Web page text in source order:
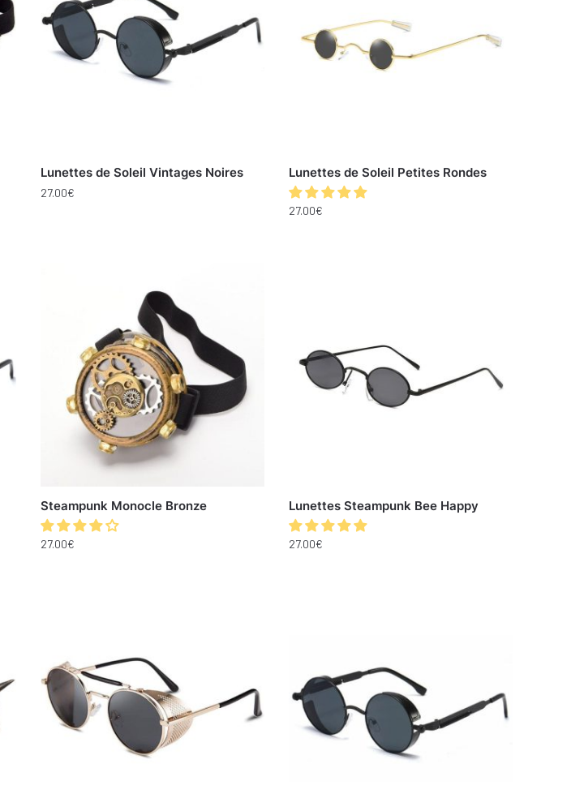
Lunettes de Soleil Vintages Noires
27.00€
Lunettes de Soleil Petites Rondes
27.00€
Steampunk Monocle Bronze
27.00€
Lunettes Steampunk Bee Happy
27.00€